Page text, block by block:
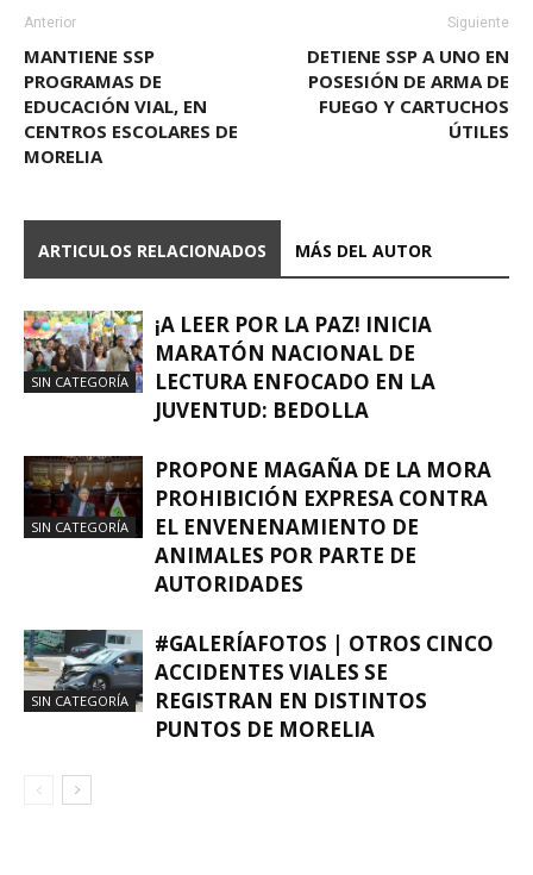
Anterior
MANTIENE SSP
PROGRAMAS DE
EDUCACIÓN VIAL, EN
CENTROS ESCOLARES DE
MORELIA
Siguiente
DETIENE SSP A UNO EN
POSESIÓN DE ARMA DE
FUEGO Y CARTUCHOS
ÚTILES
ARTICULOS RELACIONADOS MÁS DEL AUTOR
SIN CATEGORÍA
¡A LEER POR LA PAZ! INICIA
MARATÓN NACIONAL DE
LECTURA ENFOCADO EN LA
JUVENTUD: BEDOLLA
SIN CATEGORÍA
PROPONE MAGAÑA DE LA MORA
PROHIBICIÓN EXPRESA CONTRA
EL ENVENENAMIENTO DE
ANIMALES POR PARTE DE
AUTORIDADES
SIN CATEGORÍA
#GALERÍAFOTOS | OTROS CINCO
ACCIDENTES VIALES SE
REGISTRAN EN DISTINTOS
PUNTOS DE MORELIA